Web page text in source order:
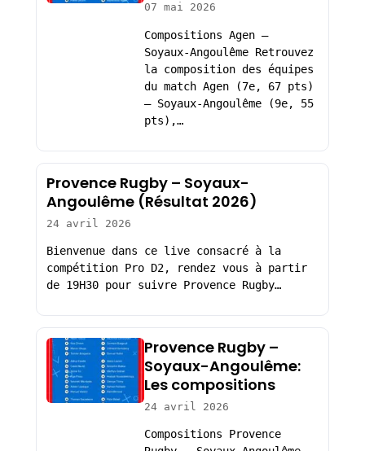
07 mai 2026
Compositions Agen –
Soyaux-Angoulême Retrouvez
la composition des équipes
du match Agen (7e, 67 pts)
– Soyaux-Angoulême (9e, 55
pts),…
Provence Rugby – Soyaux-
Angoulême (Résultat 2026)
24 avril 2026
Bienvenue dans ce live consacré à la
compétition Pro D2, rendez vous à partir
de 19H30 pour suivre Provence Rugby…
Provence Rugby –
Soyaux-Angoulême:
Les compositions
24 avril 2026
Compositions Provence